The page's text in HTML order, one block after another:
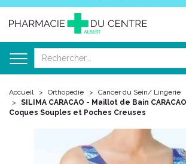
Accueil Orthopédie Cancer du Sein/ Lingerie
SILIMA CARACAO - Maillot de Bain
Coques Souples et Poches Creuses